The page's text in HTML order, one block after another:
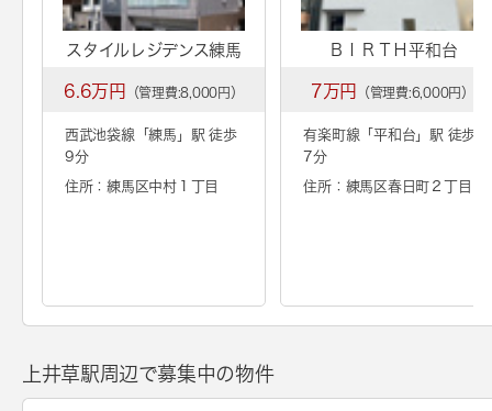
スタイルレジデンス練馬
6.6万円 （管理費:8,000円）
西武池袋線「練馬 」駅 徒歩
9分
住所：練馬区中村１丁目
ＢＩＲＴＨ平和台
7万円 （管理費:6,000円）
有楽町線「平和台 」駅 徒歩
7分
住所：練馬区春日町２丁目
上井草駅周辺で募集中の物件